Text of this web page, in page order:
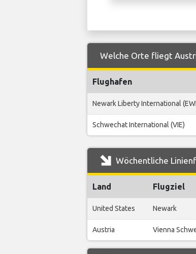
Welche Orte fliegt
Flughafen
Newark Liberty International
Schwechat International (VIE)
Wöchentliche
Land Flugziel
United States Newark
Austria Vienna